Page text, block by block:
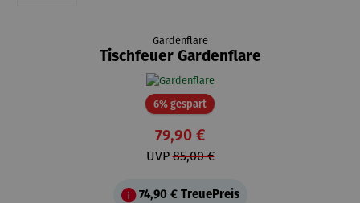
Gardenflare
Tischfeuer Gardenflare
6% gespartRabatt
79,90 €
UVP85,00 €
74,90 € TreuePreis